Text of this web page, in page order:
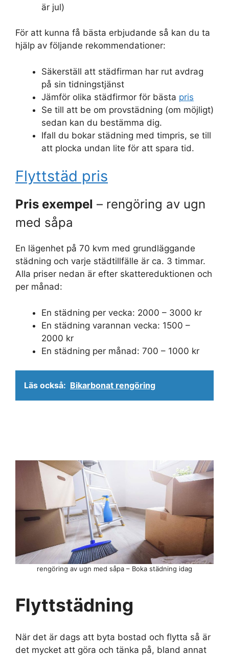
är jul)
För att kunna få bästa erbjudande så kan du ta
hjälp av följande rekommendationer:
Säkerställ att städfirman har rut avdrag
på sin tidningstjänst
Jämför olika städfirmor för bästa pris
Se till att be om provstädning (om möjligt)
sedan kan du bestämma dig.
Ifall du bokar städning med timpris, se till
att plocka undan lite för att spara tid.
Flyttstäd pris
Pris exempel – rengöring av ugn
med såpa
En lägenhet på 70 kvm med grundläggande
städning och varje städtillfälle är ca. 3 timmar.
Alla priser nedan är efter skattereduktionen och
per månad:
En städning per vecka: 2000 – 3000 kr
En städning varannan vecka: 1500 –
2000 kr
En städning per månad: 700 – 1000 kr
Läs också: Bikarbonat rengöring
Flyttstädning
När det är dags att byta bostad och flytta så är
det mycket att göra och tänka på, bland annat
rengöring av ugn med såpa – Boka städning idag